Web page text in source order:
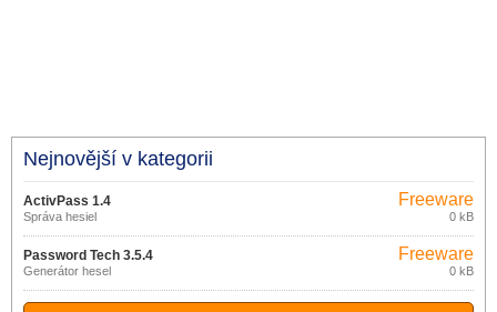
Nejnovější v kategorii
ActivPass 1.4
Správa hesiel
Freeware
0 kB
Password Tech 3.5.4
Generátor hesel
Freeware
0 kB